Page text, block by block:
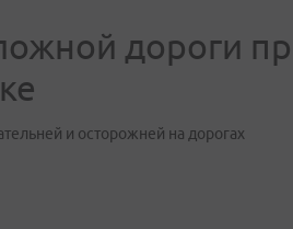
дороги
и осторожней на дорогах